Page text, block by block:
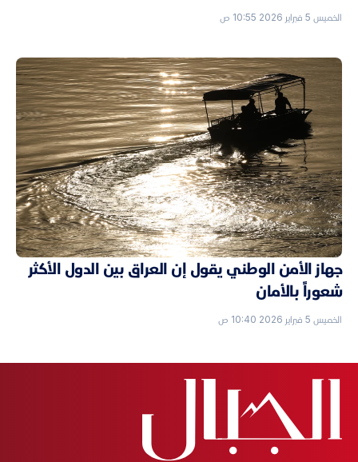
الخميس 5 فبراير 2026 10:55 ص
جهاز الأمن الوطني يقول إن العراق بين الدول الأكثر
شعوراً بالأمان
الخميس 5 فبراير 2026 10:40 ص